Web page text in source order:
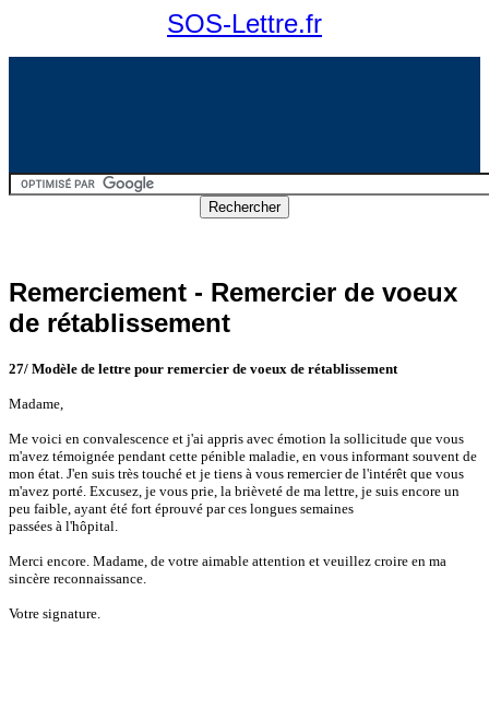
SOS-Lettre.fr
Remerciement - Remercier de voeux
de rétablissement
27/ Modèle de lettre pour remercier de voeux de rétablissement
Madame,
Me voici en convalescence et j'ai appris avec émotion la sollicitude que vous
m'avez témoignée pendant cette pénible maladie, en vous informant souvent de
mon état. J'en suis très touché et je tiens à vous remercier de l'intérêt que vous
m'avez porté. Excusez, je vous prie, la brièveté de ma lettre, je suis encore un
peu faible, ayant été fort éprouvé par ces longues semaines
passées à l'hôpital.
Merci encore. Madame, de votre aimable attention et veuillez croire en ma
sincère reconnaissance.
Votre signature.